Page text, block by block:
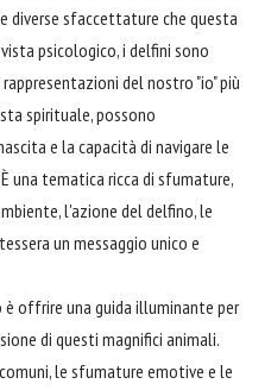
diverse sfaccettature che questa
psicologico, i delfini sono
del nostro "io" più
spirituale, possono
e la capacità di navigare le
una tematica ricca di sfumature,
l'azione del delfino, le
un messaggio unico e
offrire una guida illuminante per
di questi magnifici animali.
le sfumature emotive e le